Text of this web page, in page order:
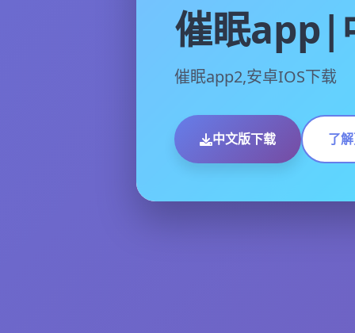
催眠app|
催眠app2,安卓IOS下载
中文版下载 了